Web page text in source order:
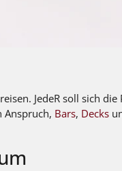
JedeR soll sich
Anspruch, Bars, Decks